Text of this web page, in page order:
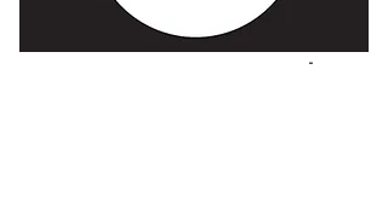
מלבושי כבוד- אופנת נשים צנועה